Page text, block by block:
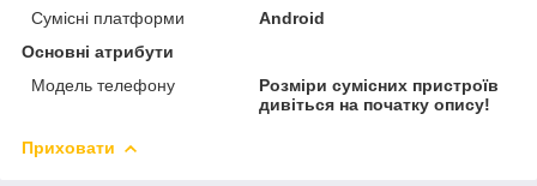
Сумісні платформи
Android
Основні атрибути
Модель телефону
Розміри сумісних пристроїв
дивіться на початку опису!
Приховати